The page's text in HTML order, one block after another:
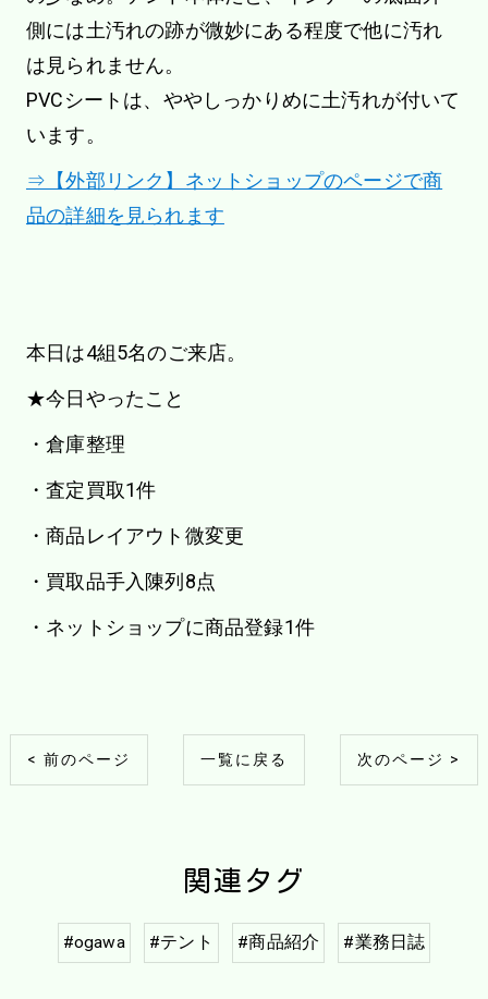
側には土汚れの跡が微妙にある程度で他に汚れ
は見られません。
PVCシートは、ややしっかりめに土汚れが付いて
います。
⇒【外部リンク】ネットショップのページで商
品の詳細を見られます
本日は4組5名のご来店。
★今日やったこと
・倉庫整理
・査定買取1件
・商品レイアウト微変更
・買取品手入陳列8点
・ネットショップに商品登録1件
< 前のページ 一覧に戻る 次のページ >
関連タグ
#ogawa #テント #商品紹介 #業務日誌